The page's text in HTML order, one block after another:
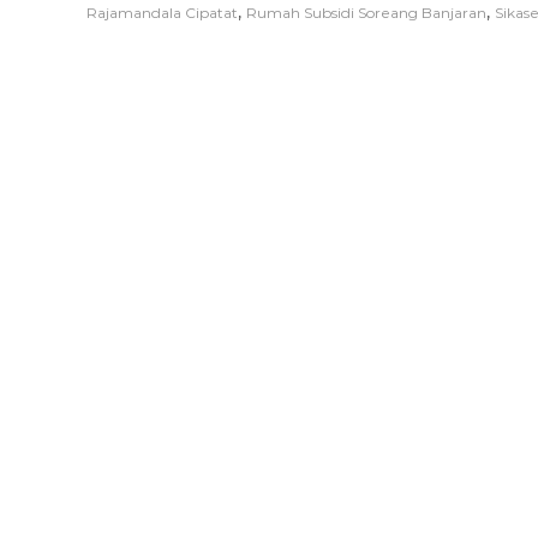
A
Rajamandala Cipatat, Rumah Subsidi Soreang Banjaran,